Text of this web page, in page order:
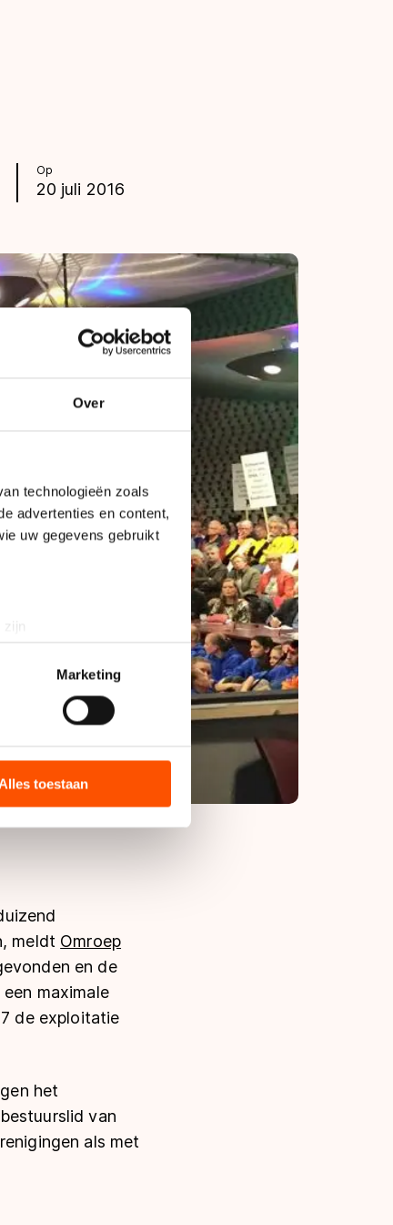
Over
technologieën zoals
advertenties en content,
uw gegevens gebruikt
in. U kunt uw
advertenties en
hebben verzameld via
VS, waar mogelijk geen
met deze overdracht.
Marketing
Alles toestaan
Op
20 juli 2016
meldt Omroep
en de
maximale
de exploitatie
het
van
als met